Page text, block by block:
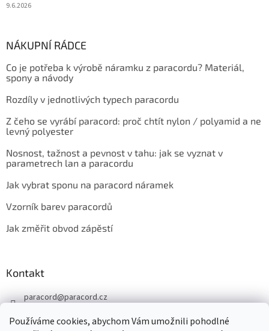
Používáme cookies, abychom Vám umožnili pohodlné
9.6.2026
NÁKUPNÍ RÁDCE
Co je potřeba k výrobě náramku z paracordu? Materiál,
spony a návody
Rozdíly v jednotlivých typech paracordu
Z čeho se vyrábí paracord: proč chtít nylon / polyamid a ne
levný polyester
Nosnost, tažnost a pevnost v tahu: jak se vyznat v
parametrech lan a paracordu
Jak vybrat sponu na paracord náramek
Vzorník barev paracordů
Jak změřit obvod zápěstí
Kontakt
paracord@paracord.cz
+420 603 230 467